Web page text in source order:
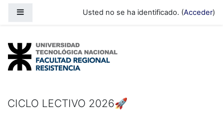
Usted no se ha identificado. (Acceder)
CICLO LECTIVO 2026🚀